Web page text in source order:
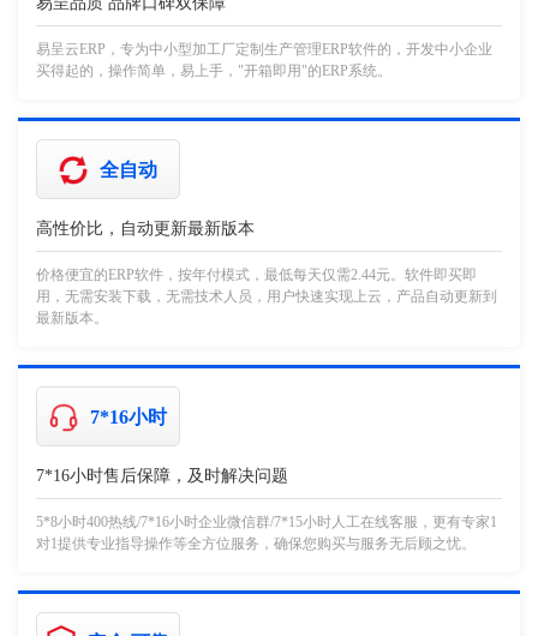
易呈云ERP，专为中小型加工厂定制生产管理ERP软件的，开发中小企业
买得起的，操作简单，易上手，"开箱即用"的ERP系统。
全自动
高性价比，自动更新最新版本
价格便宜的ERP软件，按年付模式，最低每天仅需2.44元。软件即买即
用，无需安装下载，无需技术人员，用户快速实现上云，产品自动更新到
最新版本。
7*16小时
7*16小时售后保障，及时解决问题
5*8小时400热线/7*16小时企业微信群/7*15小时人工在线客服，更有专家1
对1提供专业指导操作等全方位服务，确保您购买与服务无后顾之忧。